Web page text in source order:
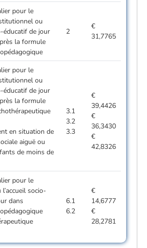
pour le
ou
éducatif de jour
la formule
2
€
31,7765
pour le
ou
éducatif de jour
la formule
en situation de
aiguë ou
de moins de
3.1
3.2
3.3
€
39,4426
€
36,3430
€
42,8326
pour le
socio-
dans
6.1
6.2
€
14,6777
€
28,2781